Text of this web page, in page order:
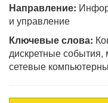
Направление:
и управление
Ключевые слова:
дискретные
сетевые